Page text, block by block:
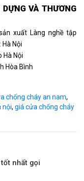
VÀ THƯƠNG
xuất Làng nghề tập
Nội
Hà Nội
Hòa Bình
chống cháy an nam,
nội, giá cửa chống cháy
nhất gọi